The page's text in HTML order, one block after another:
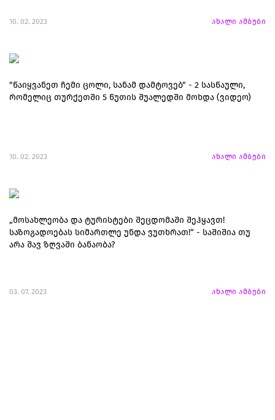
10. 02. 2023 ახალი ამბები
"წაიყვანეთ ჩემი ცოლი, სანამ დამტოვებ" - 2 სასწაული,
რომელიც თურქეთში 5 წუთის შუალედში მოხდა (ვიდეო)
10. 02. 2023 ახალი ამბები
„მოსახლეობა და ტურისტები შეცდომაში შეჰყავთ!
საზოგადოებას სიმართლე უნდა ვუთხრათ!“ - საშიშია თუ
არა შავ ზღვაში ბანაობა?
03. 07. 2023 ახალი ამბები